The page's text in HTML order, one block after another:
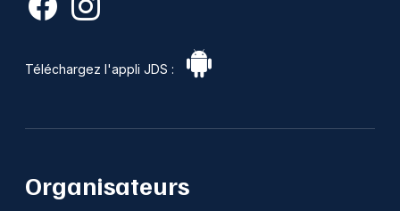
Téléchargez l'appli JDS :
Organisateurs